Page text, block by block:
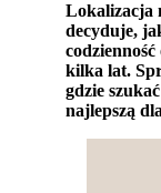
Lokalizacja
decyduje,
kilka lat.
gdzie
najlepszą